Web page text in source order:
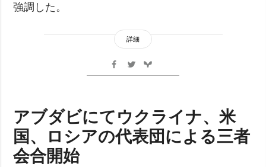
強調した。
詳細
アブダビにてウクライナ、米
国、ロシアの代表団による三者
会合開始